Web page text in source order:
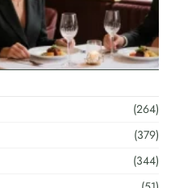
(264)
(379)
(344)